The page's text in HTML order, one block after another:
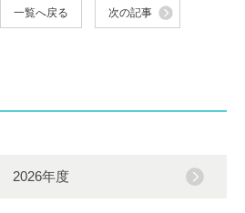
一覧へ戻る 次の記事
2026年度